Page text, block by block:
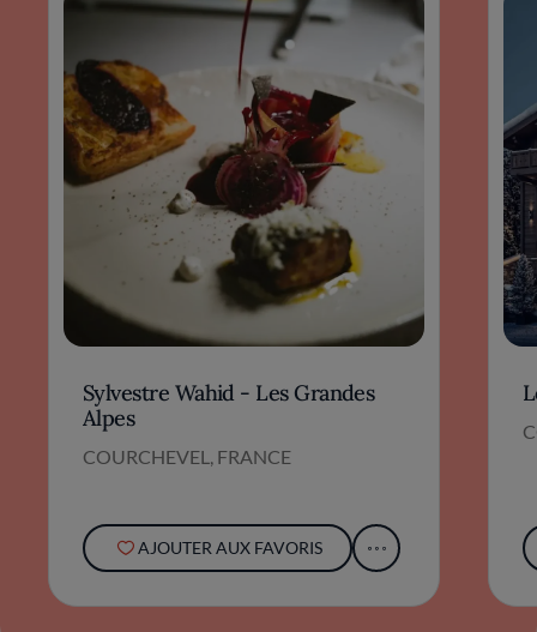
Sylvestre Wahid - Les Grandes
Alpes
COURCHEVEL, FRANCE
AJOUTER AUX FAVORIS